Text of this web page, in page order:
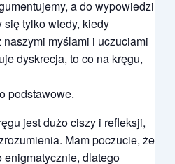
a do wypowiedzi
tylko wtedy, kiedy
myślami i uczuciami
dyskrecja, to co na kręgu,
podstawowe.
jest dużo ciszy i refleksji,
Mam poczucie, że
enigmatycznie, dlatego